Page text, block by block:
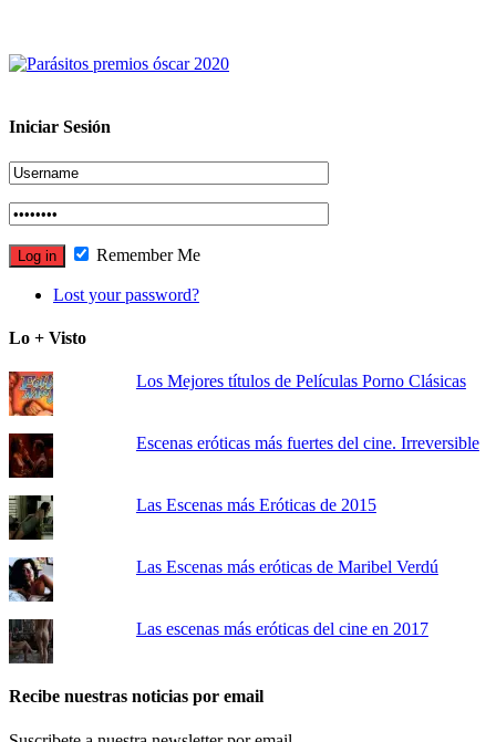
Iniciar Sesión
Remember Me
Lost your password?
Lo + Visto
Los Mejores títulos de Películas Porno Clásicas
Escenas eróticas más fuertes del cine. Irreversible
Las Escenas más Eróticas de 2015
Las Escenas más eróticas de Maribel Verdú
Las escenas más eróticas del cine en 2017
Recibe nuestras noticias por email